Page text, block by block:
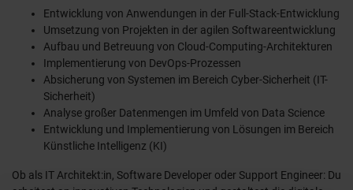
Entwicklung von Anwendungen in der Full-Stack-Entwicklung
Umsetzung von Projekten in der agilen Softwareentwicklung
Aufbau und Betreuung von Cloud-Computing-Architekturen
Implementierung von DevOps-Prozessen
Absicherung von Systemen im Bereich Cyber-Sicherheit (IT-
Sicherheit)
Analyse großer Datenmengen im Umfeld von Data Science
Entwicklung und Implementierung von Lösungen im Bereich
Künstliche Intelligenz (KI)
Ob als IT Architekt:in, Software Developer oder Support Engineer: Du